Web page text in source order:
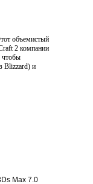
объемистый
2 компании
чтобы
Blizzard) и
Max 7.0